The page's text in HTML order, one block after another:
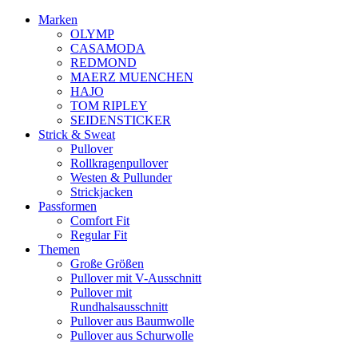
Marken
OLYMP
CASAMODA
REDMOND
MAERZ MUENCHEN
HAJO
TOM RIPLEY
SEIDENSTICKER
Strick & Sweat
Pullover
Rollkragenpullover
Westen & Pullunder
Strickjacken
Passformen
Comfort Fit
Regular Fit
Themen
Große Größen
Pullover mit V-Ausschnitt
Pullover mit
Rundhalsausschnitt
Pullover aus Baumwolle
Pullover aus Schurwolle